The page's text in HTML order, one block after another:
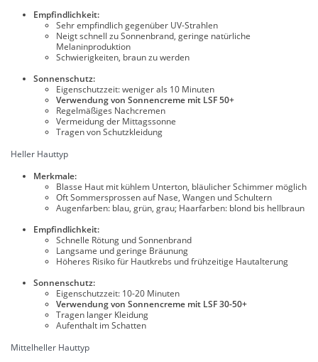
Empfindlichkeit:
Sehr empfindlich gegenüber UV-Strahlen
Neigt schnell zu Sonnenbrand, geringe natürliche
Melaninproduktion
Schwierigkeiten, braun zu werden
Sonnenschutz:
Eigenschutzzeit: weniger als 10 Minuten
Verwendung von Sonnencreme mit LSF 50+
Regelmäßiges Nachcremen
Vermeidung der Mittagssonne
Tragen von Schutzkleidung
Heller Hauttyp
Merkmale:
Blasse Haut mit kühlem Unterton, bläulicher Schimmer möglich
Oft Sommersprossen auf Nase, Wangen und Schultern
Augenfarben: blau, grün, grau; Haarfarben: blond bis hellbraun
Empfindlichkeit:
Schnelle Rötung und Sonnenbrand
Langsame und geringe Bräunung
Höheres Risiko für Hautkrebs und frühzeitige Hautalterung
Sonnenschutz:
Eigenschutzzeit: 10-20 Minuten
Verwendung von Sonnencreme mit LSF 30-50+
Tragen langer Kleidung
Aufenthalt im Schatten
Mittelheller Hauttyp